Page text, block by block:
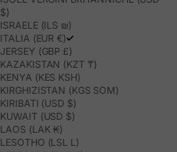
$)
ISRAELE (ILS ₪)
ITALIA (EUR €)
JERSEY (GBP £)
KAZAKISTAN (KZT ₸)
KENYA (KES KSH)
KIRGHIZISTAN (KGS SOM)
KIRIBATI (USD $)
KUWAIT (USD $)
LAOS (LAK ₭)
LESOTHO (LSL L)